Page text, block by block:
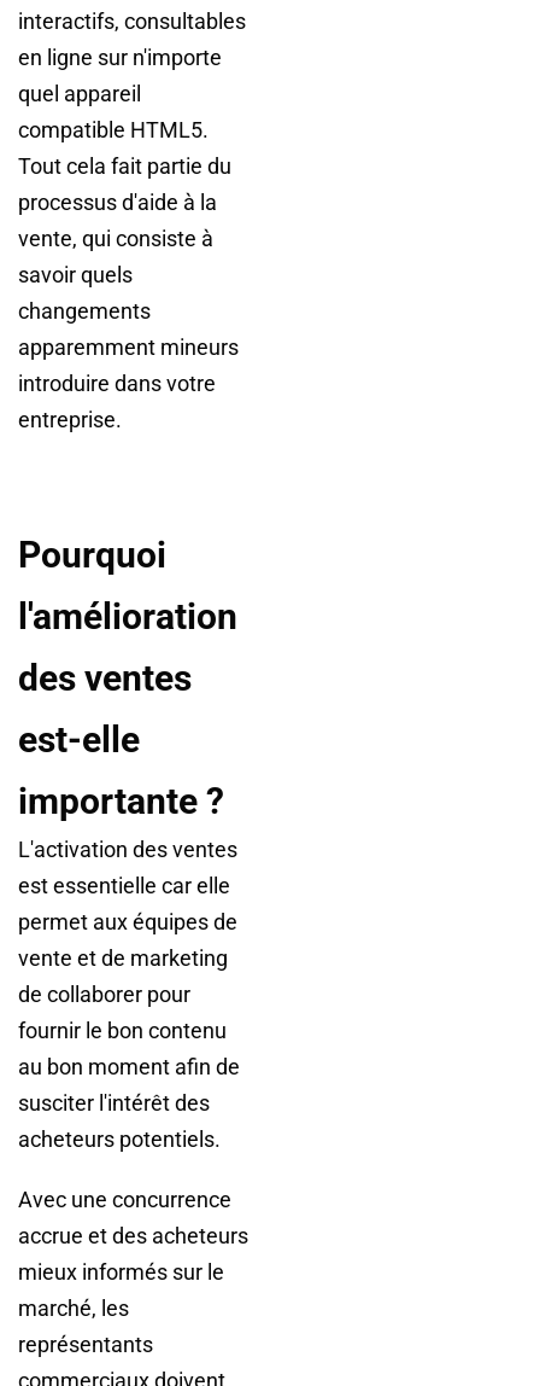
interactifs, consultables
en ligne sur n'importe
quel appareil
compatible HTML5.
Tout cela fait partie du
processus d'aide à la
vente, qui consiste à
savoir quels
changements
apparemment mineurs
introduire dans votre
entreprise.
Pourquoi
l'amélioration
des ventes
est-elle
importante ?
L'activation des ventes
est essentielle car elle
permet aux équipes de
vente et de marketing
de collaborer pour
fournir le bon contenu
au bon moment afin de
susciter l'intérêt des
acheteurs potentiels.
Avec une concurrence
accrue et des acheteurs
mieux informés sur le
marché, les
représentants